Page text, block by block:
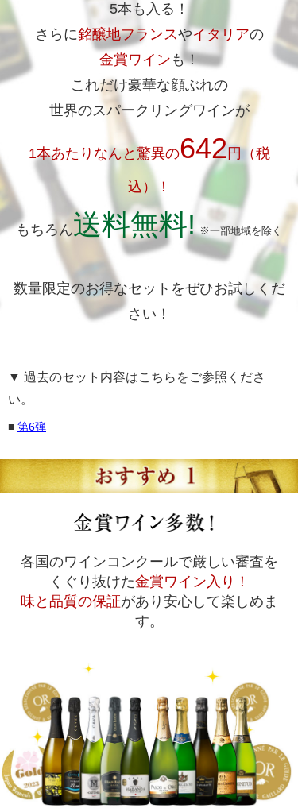
5本も入る！
さらに銘醸地フランスやイタリアの
金賞ワイン も！
これだけ豪華な顔ぶれの
世界のスパークリングワインが
1本あたりなんと驚異の642円（税
込）！
もちろん送料無料! ※一部地域を除く
数量限定のお得なセットをぜひお試しくだ
さい！
▼ 過去のセット内容はこちらをご参照くださ
い。
第6弾
各国のワインコンクールで厳しい審査を
くぐり抜けた金賞ワイン入り！
味と品質の保証があり安心して楽しめま
す。